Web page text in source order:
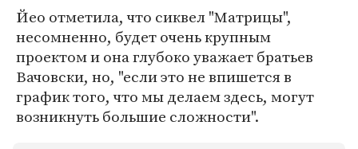
Йео отметила, что сиквел "Матрицы",
несомненно, будет очень крупным
проектом и она глубоко уважает братьев
Вачовски, но, "если это не впишется в
график того, что мы делаем здесь, могут
возникнуть большие сложности".